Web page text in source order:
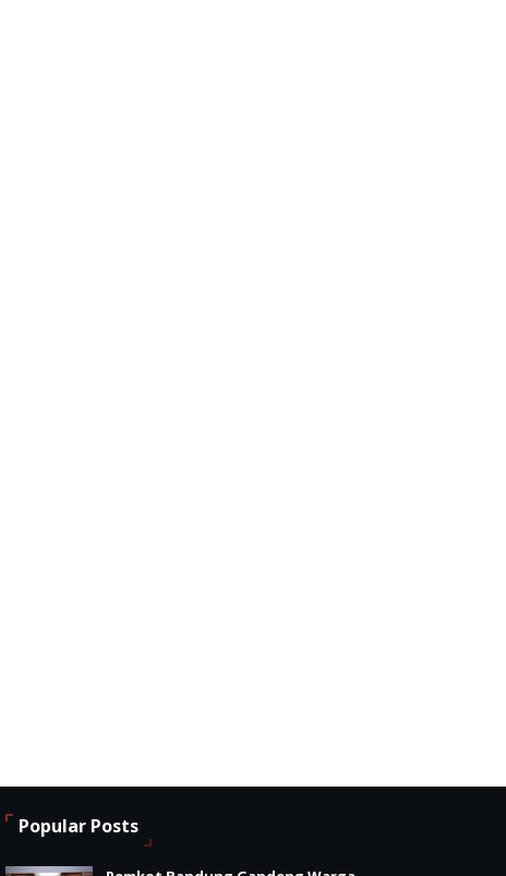
Popular Posts